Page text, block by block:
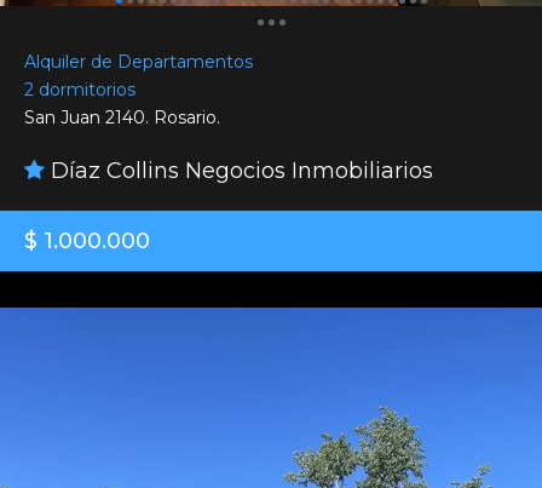
Alquiler de Departamentos
2 dormitorios
San Juan 2140. Rosario.
Díaz Collins Negocios Inmobiliarios
$ 1.000.000